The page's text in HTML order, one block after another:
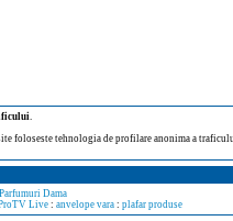
.
foloseste tehnologia de profilare anonima a
Parfumuri Dama
Live : anvelope vara : plafar produse